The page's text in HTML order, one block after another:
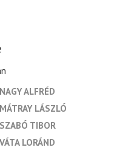
NAGY ALFRÉD
MÁTRAY LÁSZLÓ
SZABÓ TIBOR
VÁTA LORÁND